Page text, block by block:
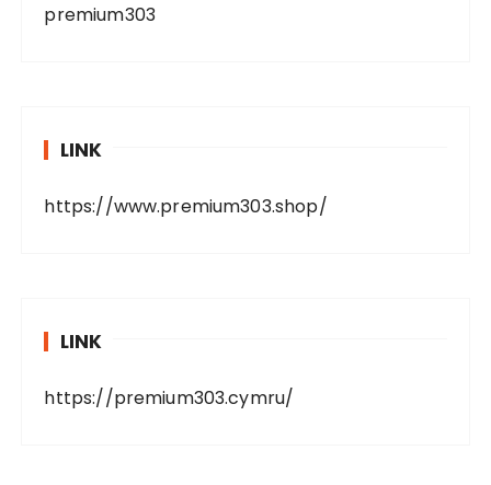
premium303
LINK
https://www.premium303.shop/
LINK
https://premium303.cymru/